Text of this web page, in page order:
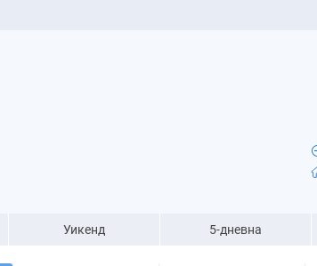
Уикенд 5-дневна